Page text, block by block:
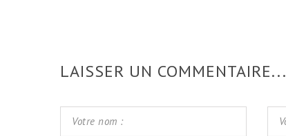
LAISSER UN COMMENTAIRE...